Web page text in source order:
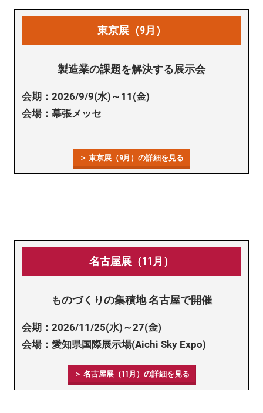
東京展（9月）
製造業の課題を解決する展示会
会期：2026/9/9(水)～11(金)
会場：幕張メッセ
＞ 東京展（9月）の詳細を見る
名古屋展（11月）
ものづくりの集積地 名古屋で開催
会期：2026/11/25(水)～27(金)
会場：愛知県国際展示場(Aichi Sky Expo)
＞ 名古屋展（11月）の詳細を見る